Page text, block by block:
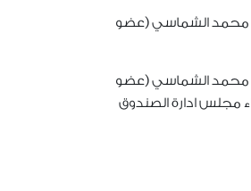
/ محمد الشماسي (عضو
/ محمد الشماسي (عضو
مجلس ادارة الصندوق